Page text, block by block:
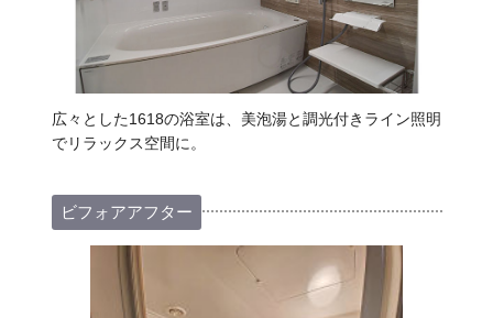
広々とした1618の浴室は、美泡湯と調光付きライン照明
でリラックス空間に。
ビフォアアフター